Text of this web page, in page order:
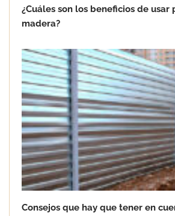
¿Cuáles son los beneficios de usar
madera?
Consejos que hay que tener en